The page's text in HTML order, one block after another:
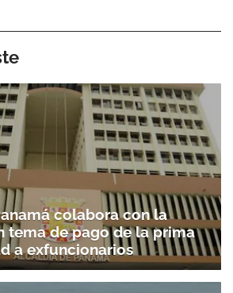
colabora con la
tema de pago de la prima
a exfuncionarios